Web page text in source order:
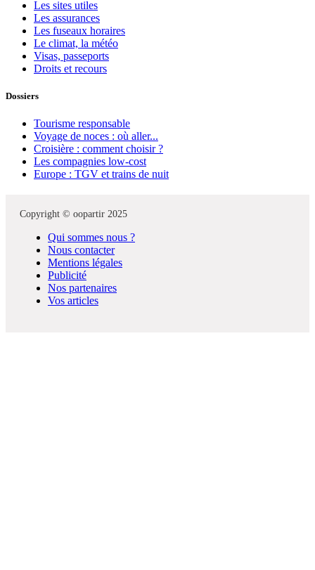
Les sites utiles
Les assurances
Les fuseaux horaires
Le climat, la météo
Visas, passeports
Droits et recours
Dossiers
Tourisme responsable
Voyage de noces : où aller...
Croisière : comment choisir ?
Les compagnies low-cost
Europe : TGV et trains de nuit
Copyright © oopartir 2025
Qui sommes nous ?
Nous contacter
Mentions légales
Publicité
Nos partenaires
Vos articles